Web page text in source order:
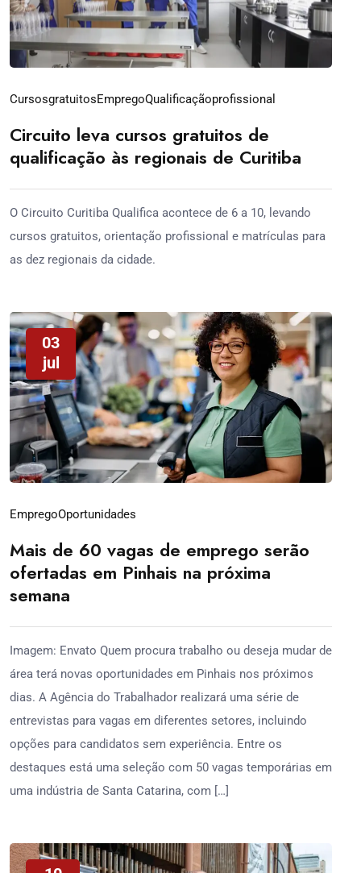
CursosgratuitosEmpregoQualificaçãoprofissional
Circuito leva cursos gratuitos de
qualificação às regionais de Curitiba
O Circuito Curitiba Qualifica acontece de 6 a 10, levando
cursos gratuitos, orientação profissional e matrículas para
as dez regionais da cidade.
03
jul
EmpregoOportunidades
Mais de 60 vagas de emprego serão
ofertadas em Pinhais na próxima
semana
Imagem: Envato Quem procura trabalho ou deseja mudar de
área terá novas oportunidades em Pinhais nos próximos
dias. A Agência do Trabalhador realizará uma série de
entrevistas para vagas em diferentes setores, incluindo
opções para candidatos sem experiência. Entre os
destaques está uma seleção com 50 vagas temporárias em
uma indústria de Santa Catarina, com […]